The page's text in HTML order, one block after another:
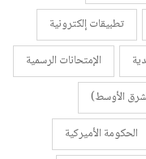
تطبيقات إلكترونية
الإمتحانات الرسمية
الأوسط)
الحكومة الأميركية